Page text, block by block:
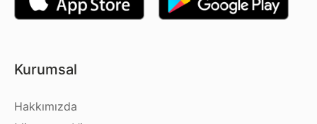
Kurumsal
Hakkımızda